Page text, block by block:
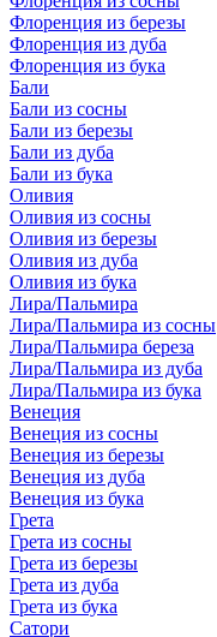
Флоренция из березы
Флоренция из дуба
Флоренция из бука
Бали
Бали из сосны
Бали из березы
Бали из дуба
Бали из бука
Оливия
Оливия из сосны
Оливия из березы
Оливия из дуба
Оливия из бука
Лира/Пальмира
Лира/Пальмира из сосны
Лира/Пальмира береза
Лира/Пальмира из дуба
Лира/Пальмира из бука
Венеция
Венеция из сосны
Венеция из березы
Венеция из дуба
Венеция из бука
Грета
Грета из сосны
Грета из березы
Грета из дуба
Грета из бука
Сатори